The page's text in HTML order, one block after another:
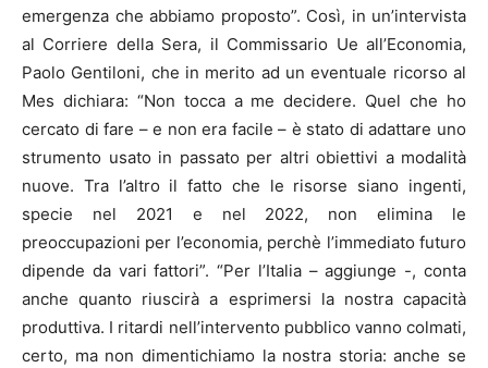
emergenza che abbiamo proposto”. Così, in un’intervista
al Corriere della Sera, il Commissario Ue all’Economia,
Paolo Gentiloni, che in merito ad un eventuale ricorso al
Mes dichiara: “Non tocca a me decidere. Quel che ho
cercato di fare – e non era facile – è stato di adattare uno
strumento usato in passato per altri obiettivi a modalità
nuove. Tra l’altro il fatto che le risorse siano ingenti,
specie nel 2021 e nel 2022, non elimina le
preoccupazioni per l’economia, perchè l’immediato futuro
dipende da vari fattori”. “Per l’Italia – aggiunge -, conta
anche quanto riuscirà a esprimersi la nostra capacità
produttiva. I ritardi nell’intervento pubblico vanno colmati,
certo, ma non dimentichiamo la nostra storia: anche se